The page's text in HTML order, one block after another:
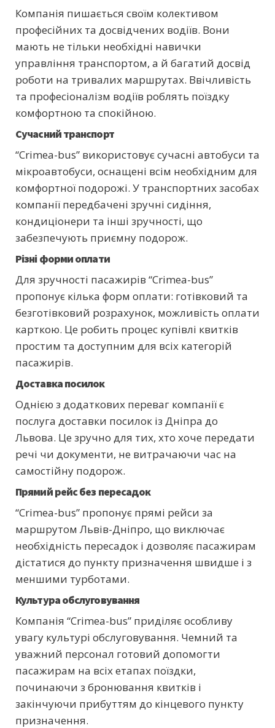
Компанія пишається своїм колективом
професійних та досвідчених водіїв. Вони
мають не тільки необхідні навички
управління транспортом, а й багатий досвід
роботи на тривалих маршрутах. Ввічливість
та професіоналізм водіїв роблять поїздку
комфортною та спокійною.
Сучасний транспорт
“Crimea-bus” використовує сучасні автобуси та
мікроавтобуси, оснащені всім необхідним для
комфортної подорожі. У транспортних засобах
компанії передбачені зручні сидіння,
кондиціонери та інші зручності, що
забезпечують приємну подорож.
Різні форми оплати
Для зручності пасажирів “Crimea-bus”
пропонує кілька форм оплати: готівковий та
безготівковий розрахунок, можливість оплати
карткою. Це робить процес купівлі квитків
простим та доступним для всіх категорій
пасажирів.
Доставка посилок
Однією з додаткових переваг компанії є
послуга доставки посилок із Дніпра до
Львова. Це зручно для тих, хто хоче передати
речі чи документи, не витрачаючи час на
самостійну подорож.
Прямий рейс без пересадок
“Crimea-bus” пропонує прямі рейси за
маршрутом Львів-Дніпро, що виключає
необхідність пересадок і дозволяє пасажирам
дістатися до пункту призначення швидше і з
меншими турботами.
Культура обслуговування
Компанія “Crimea-bus” приділяє особливу
увагу культурі обслуговування. Чемний та
уважний персонал готовий допомогти
пасажирам на всіх етапах поїздки,
починаючи з бронювання квитків і
закінчуючи прибуттям до кінцевого пункту
призначення.